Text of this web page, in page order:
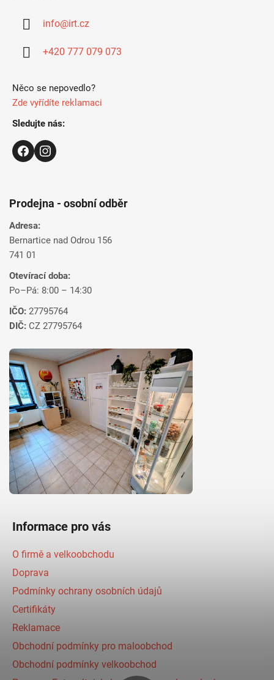
info@irt.cz
+420 777 079 073
Něco se nepovedlo?
Zde vyřídíte reklamaci
Sledujte nás:
Prodejna - osobní odběr
Adresa:
Bernartice nad Odrou 156
741 01
Otevírací doba:
Po–Pá: 8:00 – 14:30
IČO: 27795764
DIČ: CZ 27795764
Informace pro vás
O firmě a velkoobchodu
Doprava
Podmínky ochrany osobních údajů
Certifikáty
Reklamace
Obchodní podmínky pro maloobchod
Obchodní podmínky velkoobchod